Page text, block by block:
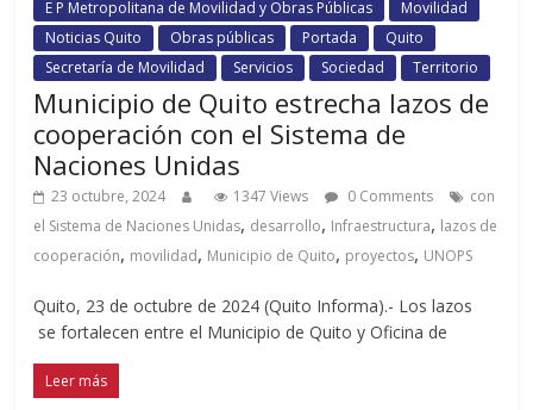
E P Metropolitana de Movilidad y Obras Públicas
Movilidad
Noticias Quito
Obras públicas Portada
Quito
Secretaría de Movilidad
Servicios Sociedad Territorio
Municipio de Quito estrecha lazos de
cooperación con el Sistema de
Naciones Unidas
23 octubre, 2024 1347 Views 0 Comments
con
el Sistema de Naciones Unidas, desarrollo, Infraestructura, lazos de
cooperación, movilidad, Municipio de Quito, proyectos, UNOPS
Quito, 23 de octubre de 2024 (Quito Informa).- Los lazos
se fortalecen entre el Municipio de Quito y Oficina de
Leer más